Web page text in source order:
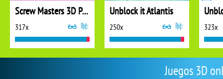
Juegos 3D
Screw Masters 3D Puzzle
317x
Unblock it Atlantis
250x 323x